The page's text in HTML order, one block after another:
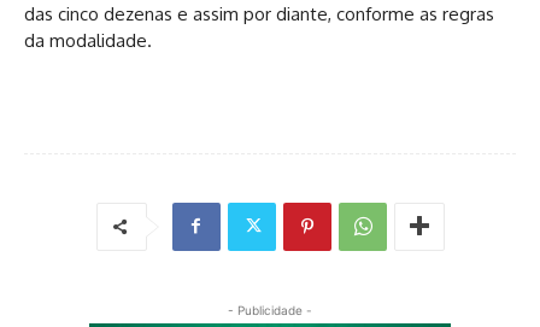
das cinco dezenas e assim por diante, conforme as regras
da modalidade.
- Publicidade -